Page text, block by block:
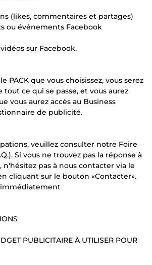
(likes, commentaires et partages)
ou événements Facebook
sur Facebook.
PACK que vous choisissez, vous serez
tout ce qui se passe, et vous aurez
vous aurez accès au Business
de publicité.
veuillez consulter notre Foire
Si vous ne trouvez pas la réponse à
pas à nous contacter via le
cliquant sur le bouton «Contacter».
immédiatement
PUBLICITAIRE À UTILISER POUR